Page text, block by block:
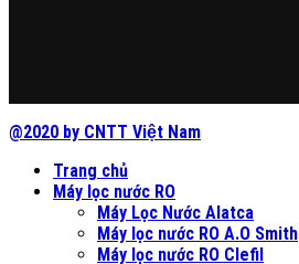
@2020 by CNTT Việt Nam
Trang chủ
Máy lọc nước RO
Máy Lọc Nước Alatca
Máy lọc nước RO A.O Smith
Máy lọc nước RO Clefil